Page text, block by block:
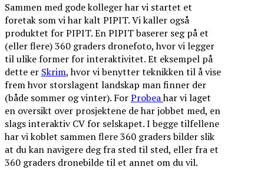
Sammen med gode kolleger har vi startet et
foretak som vi har kalt PIPIT. Vi kaller også
produktet for PIPIT. En PIPIT baserer seg på et
(eller flere) 360 graders dronefoto, hvor vi legger
til ulike former for interaktivitet. Et eksempel på
dette er Skrim, hvor vi benytter teknikken til å vise
frem hvor storslagent landskap man finner der
(både sommer og vinter). ForProbeahar vi laget
en oversikt over prosjektene de har jobbet med, en
slags interaktiv CV for selskapet. I begge tilfellene
har vi koblet sammen flere 360 graders bilder slik
at du kan navigere deg fra sted til sted, eller fra et
360 graders dronebilde til et annet om du vil.